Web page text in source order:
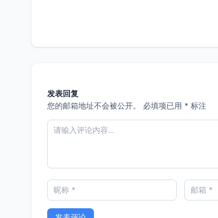
发表回复
您的邮箱地址不会被公开。
必填项已用 * 标注